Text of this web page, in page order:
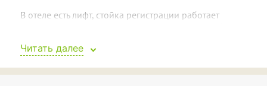
В отеле есть лифт, стойка регистрации работает
кофейный аппарат, есть микроволновая печь, утюг,
Читать далее